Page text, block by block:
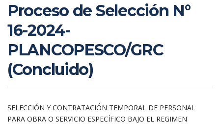
Proceso de Selección N°
16-2024-
PLANCOPESCO/GRC
(Concluido)
SELECCIÓN Y CONTRATACIÓN TEMPORAL DE PERSONAL
PARA OBRA O SERVICIO ESPECÍFICO BAJO EL REGIMEN